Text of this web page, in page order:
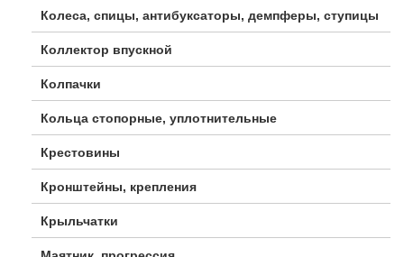
Колеса, спицы, антибуксаторы, демпферы, ступицы
Коллектор впускной
Колпачки
Кольца стопорные, уплотнительные
Крестовины
Кронштейны, крепления
Крыльчатки